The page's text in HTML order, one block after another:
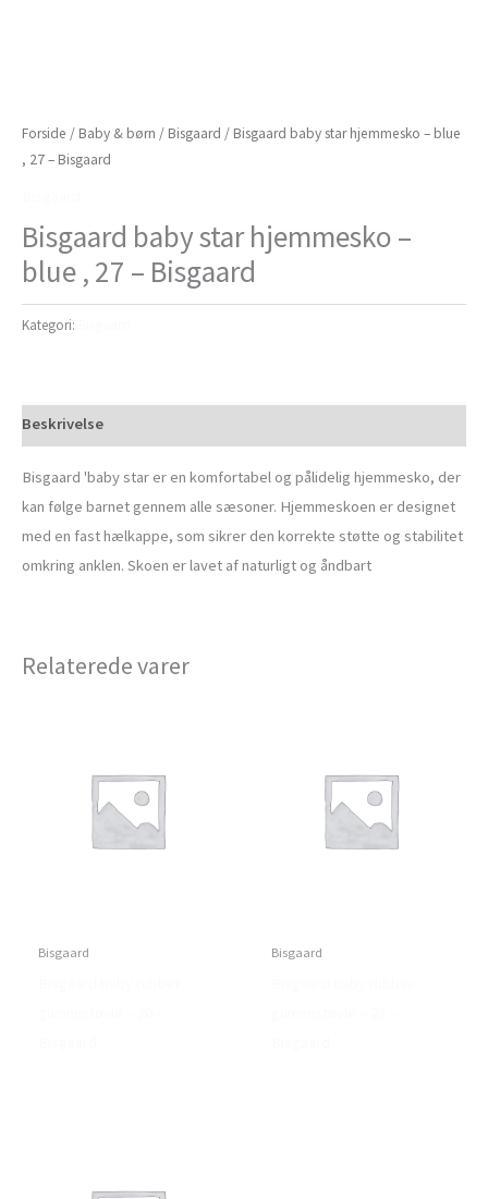
Forside / Baby & børn / Bisgaard / Bisgaard baby star hjemmesko – blue
, 27 – Bisgaard
Bisgaard baby star hjemmesko –
blue , 27 – Bisgaard
Kategori:
Beskrivelse
Bisgaard 'baby star er en komfortabel og pålidelig hjemmesko, der
kan følge barnet gennem alle sæsoner. Hjemmeskoen er designet
med en fast hælkappe, som sikrer den korrekte støtte og stabilitet
omkring anklen. Skoen er lavet af naturligt og åndbart
Relaterede varer
Bisgaard Bisgaard